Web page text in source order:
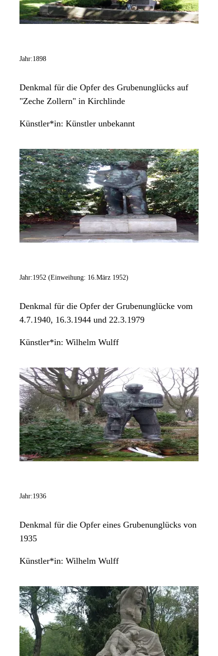
Jahr:1898
Denkmal für die Opfer des Grubenunglücks auf
"Zeche Zollern" in Kirchlinde
Künstler*in: Künstler unbekannt
Jahr:1952 (Einweihung: 16.März 1952)
Denkmal für die Opfer der Grubenunglücke vom
4.7.1940, 16.3.1944 und 22.3.1979
Künstler*in: Wilhelm Wulff
Jahr:1936
Denkmal für die Opfer eines Grubenunglücks von
1935
Künstler*in: Wilhelm Wulff